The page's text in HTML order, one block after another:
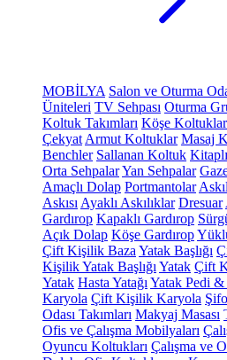
MOBİLYA Salon ve Oturma
Üniteleri TV Sehpası Oturma
Koltuk Takımları Köşe Koltuklar
Çekyat Armut Koltuklar Masaj
Benchler Sallanan Koltuk
Orta SehpalarYan Sehpalar
Amaçlı Dolap Portmantolar
Askısı Ayaklı Askılıklar Dresuar
Gardırop Kapaklı Gardırop
Açık Dolap Köşe Gardırop
Çift Kişilik Baza Yatak Başlığı
Kişilik Yatak Başlığı Yatak Çift
Yatak Hasta Yatağı Yatak Pedi &
Karyola Çift Kişilik Karyola
Odası Takımları Makyaj Masası
Ofis ve Çalışma Mobilyaları
Oyuncu Koltukları Çalışma ve